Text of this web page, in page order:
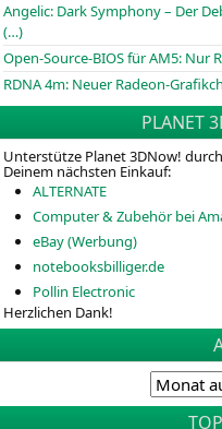
Angelic: Dark Symphony – Der
(…)
Open-Source-BIOS für AM5: Nur
RDNA 4m: Neuer Radeon-
PLANET
Unterstütze Planet 3DNow!
Deinem nächsten Einkauf:
ALTERNATE
Computer & Zubehör bei
eBay (Werbung)
notebooksbilliger.de
Pollin Electronic
Herzlichen Dank!